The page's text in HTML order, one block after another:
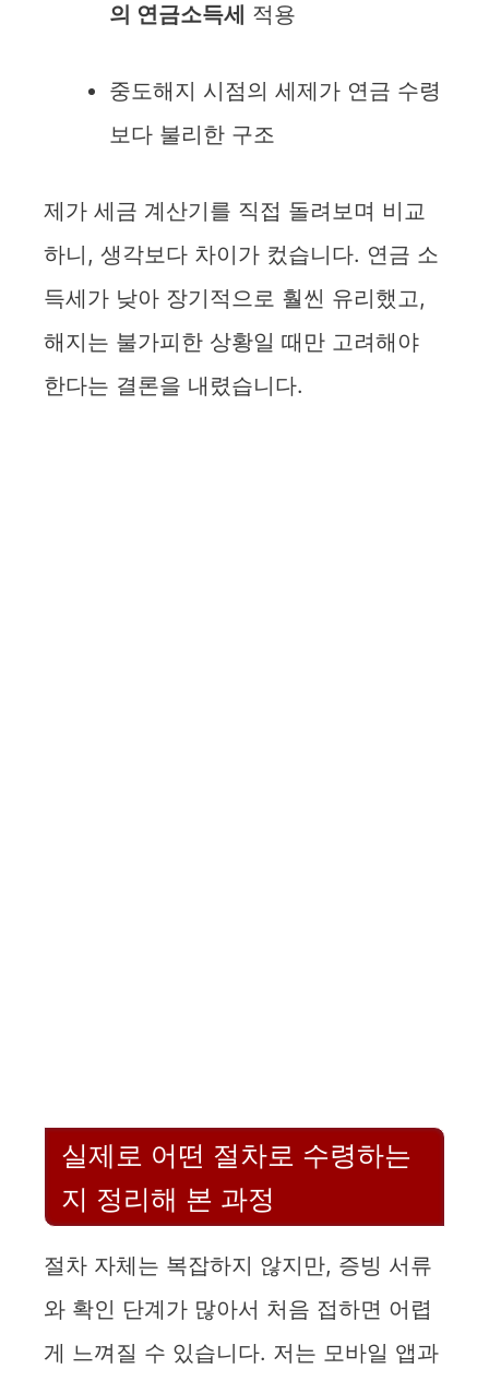
의 연금소득세 적용
중도해지 시점의 세제가 연금 수령
보다 불리한 구조
제가 세금 계산기를 직접 돌려보며 비교
하니, 생각보다 차이가 컸습니다. 연금 소
득세가 낮아 장기적으로 훨씬 유리했고,
해지는 불가피한 상황일 때만 고려해야
한다는 결론을 내렸습니다.
실제로 어떤 절차로 수령하는
지 정리해 본 과정
절차 자체는 복잡하지 않지만, 증빙 서류
와 확인 단계가 많아서 처음 접하면 어렵
게 느껴질 수 있습니다. 저는 모바일 앱과